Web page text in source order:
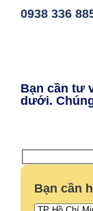
0938 336
Bạn cần tư
dưới.
Bạn cần